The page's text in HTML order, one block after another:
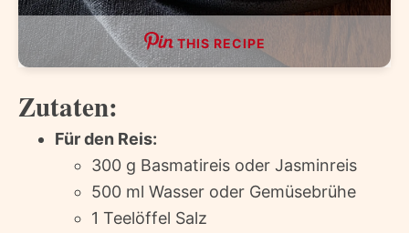
THIS RECIPE
Zutaten:
Für den Reis:
300 g Basmatireis oder Jasminreis
500 ml Wasser oder Gemüsebrühe
1 Teelöffel Salz